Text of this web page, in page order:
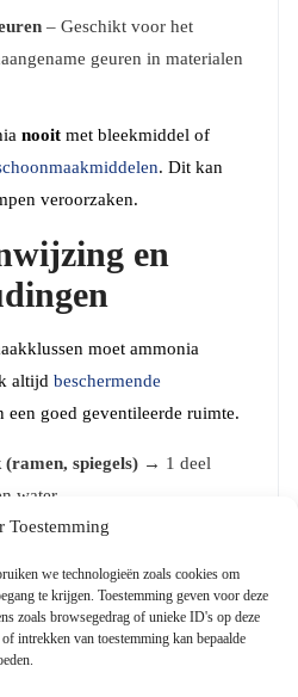
Toestemming
we technologieën zoals cookies om
te krijgen. Toestemming geven voor deze
zoals browsegedrag of unieke ID's op deze
intrekken van toestemming kan bepaalde
– Geschikt voor het
geuren in materialen
nooit met bleekmiddel of
. Dit kan
veroorzaken.
en
moet ammonia
altijd beschermende
een goed geventileerde ruimte.
spiegels) → 1 deel
water.
nicotine-aanslag)
water.
→ Onverdund
of spons.